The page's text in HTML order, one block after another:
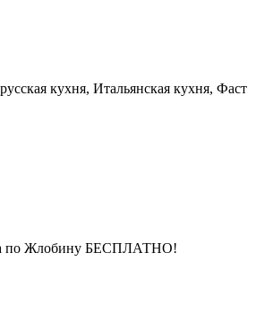
кухня, Итальянская кухня, Фаст
по Жлобину БЕСПЛАТНО!